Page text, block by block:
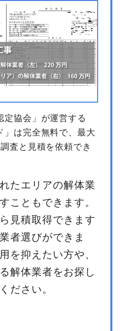
定協会」が運営する
」は完全無料で、最大
査と見積を依頼でき
たエリアの解体業
こともできます。
見積取得できます
者選びができま
を抑えたい方や、
解体業者をお探し
ださい。